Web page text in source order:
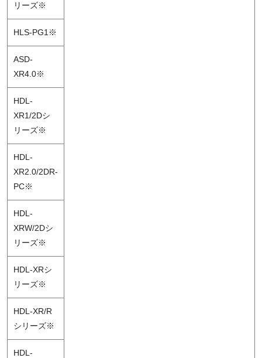
リーズ※
HLS-PG1※
ASD-
XR4.0※
HDL-
XR1/2Dシ
リーズ※
HDL-
XR2.0/2DR-
PC※
HDL-
XRW/2Dシ
リーズ※
HDL-XRシ
リーズ※
HDL-XR/R
シリーズ※
HDL-